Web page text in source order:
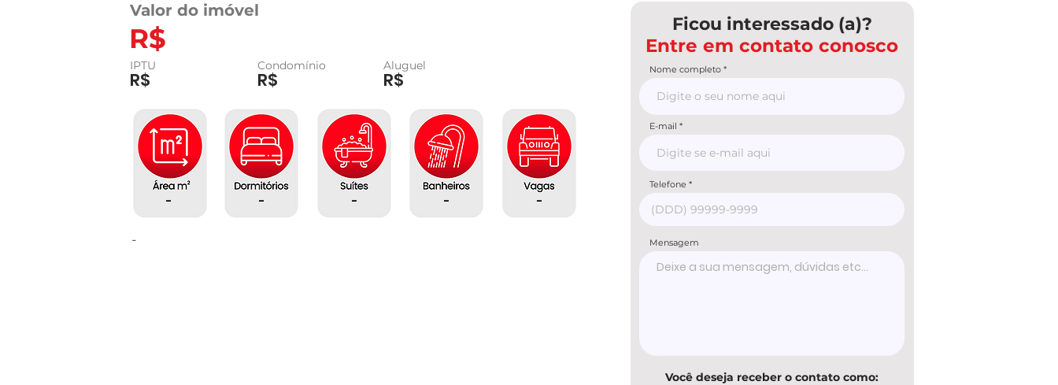
R$
Valor do imóvel
R$
IPTU
R$
Condomínio
R$
Aluguel
- -
- - -
-
Ficou interessado (a)?
Entre em contato conosco
Nome completo
E-mail
Telefone
Mensagem
Você deseja receber o contato como: